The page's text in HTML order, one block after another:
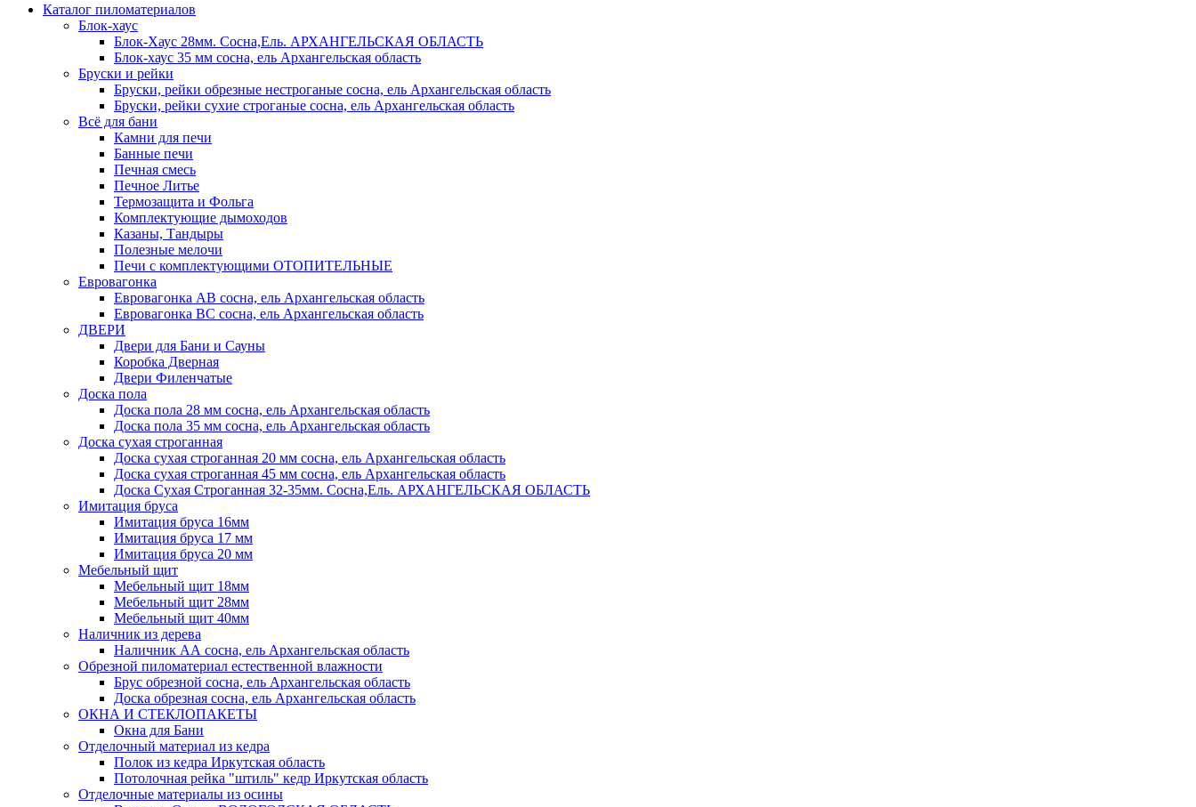
Каталог пиломатериалов
Блок-хаус
Блок-Хаус 28мм. Сосна,Ель. АРХАНГЕЛЬСКАЯ ОБЛАСТЬ
Блок-хаус 35 мм сосна, ель Архангельская область
Бруски и рейки
Бруски, рейки обрезные нестроганые сосна, ель Архангельская область
Бруски, рейки сухие строганые сосна, ель Архангельская область
Всё для бани
Камни для печи
Банные печи
Печная смесь
Печное Литье
Термозащита и Фольга
Комплектующие дымоходов
Казаны, Тандыры
Полезные мелочи
Печи с комплектующими ОТОПИТЕЛЬНЫЕ
Евровагонка
Евровагонка АВ сосна, ель Архангельская область
Евровагонка ВС сосна, ель Архангельская область
ДВЕРИ
Двери для Бани и Сауны
Коробка Дверная
Двери Филенчатые
Доска пола
Доска пола 28 мм сосна, ель Архангельская область
Доска пола 35 мм сосна, ель Архангельская область
Доска сухая строганная
Доска сухая строганная 20 мм сосна, ель Архангельская область
Доска сухая строганная 45 мм сосна, ель Архангельская область
Доска Сухая Строганная 32-35мм. Сосна,Ель. АРХАНГЕЛЬСКАЯ ОБЛАСТЬ
Имитация бруса
Имитация бруса 16мм
Имитация бруса 17 мм
Имитация бруса 20 мм
Мебельный щит
Мебельный щит 18мм
Мебельный щит 28мм
Мебельный щит 40мм
Наличник из дерева
Наличник АА сосна, ель Архангельская область
Обрезной пиломатериал естественной влажности
Брус обрезной сосна, ель Архангельская область
Доска обрезная сосна, ель Архангельская область
ОКНА И СТЕКЛОПАКЕТЫ
Окна для Бани
Отделочный материал из кедра
Полок из кедра Иркутская область
Потолочная рейка "штиль" кедр Иркутская область
Отделочные материалы из осины